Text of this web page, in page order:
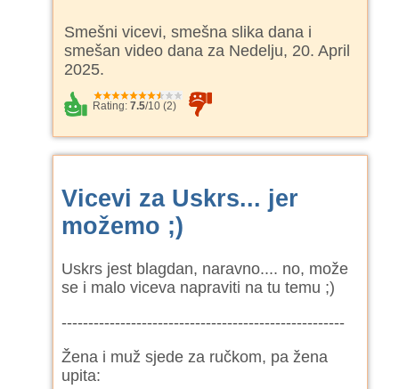
Smešni vicevi, smešna slika dana i
smešan video dana za Nedelju, 20. April
2025.
Rating:7.5/10 (2)
Vicevi za Uskrs... jer
možemo ;)
Uskrs jest blagdan, naravno.... no, može
se i malo viceva napraviti na tu temu ;)
-----------------------------------------------------
Žena i muž sjede za ručkom, pa žena
upita: